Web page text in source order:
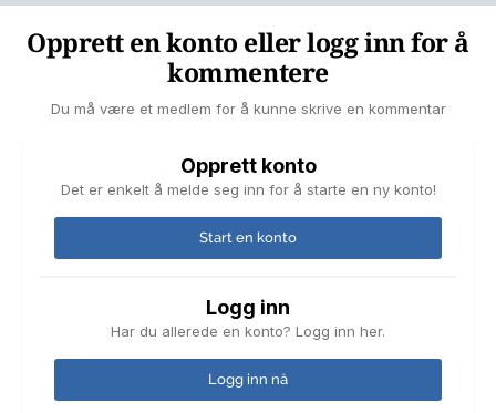
Opprett en konto eller logg inn for å
kommentere
Du må være et medlem for å kunne skrive en kommentar
Opprett konto
Det er enkelt å melde seg inn for å starte en ny konto!
Start en konto
Logg inn
Har du allerede en konto? Logg inn her.
Logg inn nå